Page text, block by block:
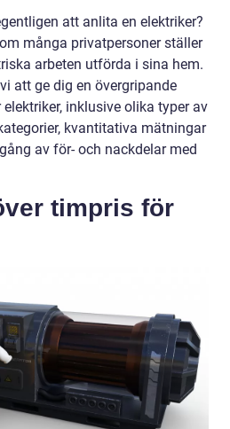
att anlita en elektriker?
många privatpersoner ställer
arbeten utförda i sina hem.
att ge dig en övergripande
inklusive olika typer av
kvantitativa mätningar
av för- och nackdelar med
timpris för